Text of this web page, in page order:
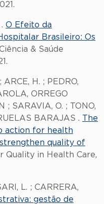
O Efeito da
Brasileiro: Os
& Saúde
ARCE, H. ; PEDRO,
ORREGO
; SARAVIA, O. ; TONO,
BARAJAS . The
action for health
quality of
Quality in Health Care,
L. ; CARRERA,
gestão de